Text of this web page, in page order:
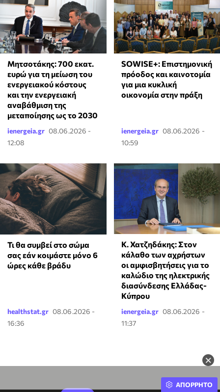
×
Μητσοτάκης: 700 εκατ.
ευρώ για τη μείωση του
ενεργειακού κόστους
και την ενεργειακή
αναβάθμιση της
μεταποίησης ως το 2030
ienergeia.gr 08.06.2026 -
12:08
SOWISE+: Επιστημονική
πρόοδος και καινοτομία
για μια κυκλική
οικονομία στην πράξη
ienergeia.gr 08.06.2026 -
10:59
Τι θα συμβεί στο σώμα
σας εάν κοιμάστε μόνο 6
ώρες κάθε βράδυ
healthstat.gr 08.06.2026 -
16:36
Κ. Χατζηδάκης: Στον
κάλαθο των αχρήστων
οι αμφισβητήσεις για το
καλώδιο της ηλεκτρικής
διασύνδεσης Ελλάδας-
Κύπρου
ienergeia.gr 08.06.2026 -
11:37
ΑΠΟΡΡΗΤΟ